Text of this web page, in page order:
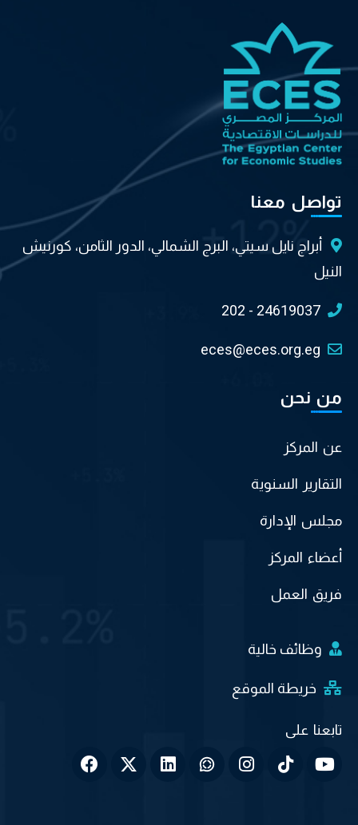
تواصل معنا
أبراج نايل سيتي، البرج الشمالي، الدور الثامن، كورنيش
النيل
202 - 24619037
eces@eces.org.eg
من نحن
عن المركز
التقارير السنوية
مجلس الإدارة
أعضاء المركز
فريق العمل
وظائف خالية
خريطة الموقع